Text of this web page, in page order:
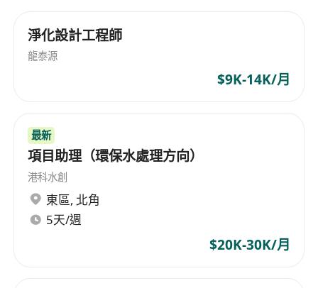
淨化設計工程師
龍泰源
$9K-14K/月
最新
項目助理（環保水處理方向）
港科水創
東區, 北角
5天/週
$20K-30K/月